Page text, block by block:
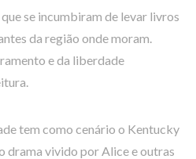
se incumbiram de levar livros
da região onde moram.
e da liberdade
tem como cenário o Kentucky
drama vivido por Alice e outras